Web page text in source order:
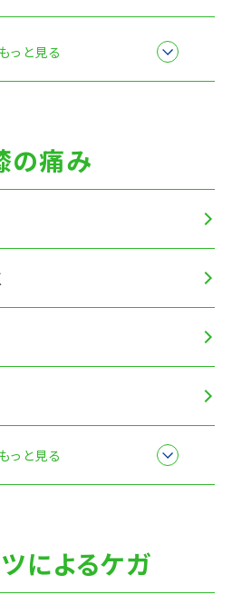
もっと見る
の痛み
もっと見る
によるケガ